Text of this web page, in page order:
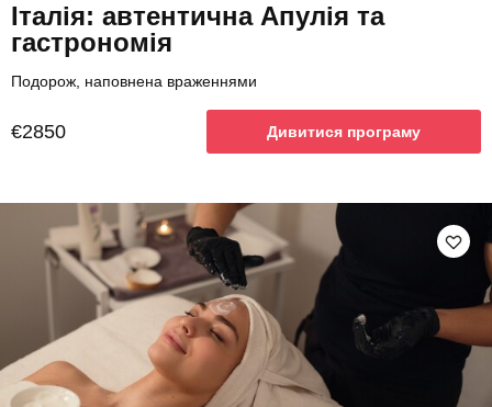
Італія: автентична Апулія та
гастрономія
Подорож, наповнена враженнями
€2850 Дивитися програму